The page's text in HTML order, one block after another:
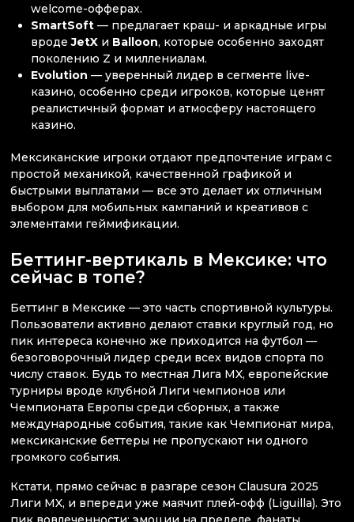
welcome-офферах.
SmartSoft — предлагает краш- и аркадные игры
вродеJetX и Balloon, которые особенно заходят
поколению Z и миллениалам.
Evolution — уверенный лидер в сегменте live-
казино, особенно среди игроков, которые ценят
реалистичный формат и атмосферу настоящего
казино.
Мексиканские игроки отдают предпочтение играм с
простой механикой, качественной графикой и
быстрыми выплатами — все это делает их отличным
выбором для мобильных кампаний и креативов с
элементами геймификации.
Беттинг-вертикаль в Мексике: что
сейчас в топе?
Беттинг в Мексике — это часть спортивной культуры.
Пользователи активно делают ставки круглый год, но
пик интереса конечно же приходится на футбол —
безоговорочный лидер среди всех видов спорта по
числу ставок. Будь то местная Лига MX, европейские
турниры вроде клубной Лиги чемпионов или
Чемпионата Европы среди сборных, а также
международные события, такие как Чемпионат мира,
мексиканские беттеры не пропускают ни одного
громкого события.
Кстати, прямо сейчас в разгаре сезон Clausura 2025
Лиги MX, и впереди уже маячит плей-офф (Liguilla). Это